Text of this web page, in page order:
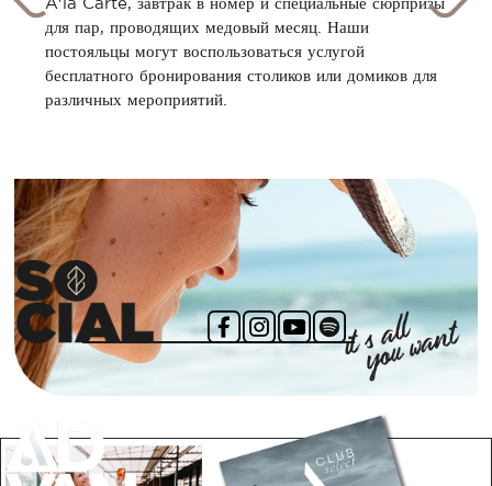
A'la Carte, завтрак в номер и специальные сюрпризы
для пар, проводящих медовый месяц. Наши
постояльцы могут воспользоваться услугой
бесплатного бронирования столиков или домиков для
различных мероприятий.